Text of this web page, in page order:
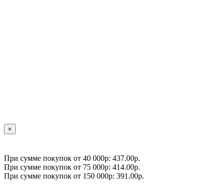
×
При сумме покупок от 40 000р: 437.00р.
При сумме покупок от 75 000р: 414.00р.
При сумме покупок от 150 000р: 391.00р.